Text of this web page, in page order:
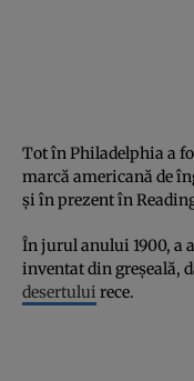
Tot în Philadelphia a
marcă americană de
și în prezent în
În jurul anului 1900, a
inventat din greșeală,
desertului rece.